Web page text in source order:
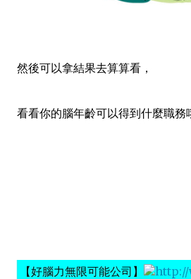
然後可以拿結果去算算看，
看看你的腦年齡可以得到什麼職務
【好腦力無限可能公司】